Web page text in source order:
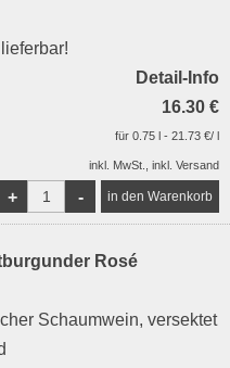
Detail-Info
16.30 €
für 0.75 l - 21.73 €/ l
inkl. MwSt., inkl. Versand
-
+
Rosé
Schaumwein, versektet